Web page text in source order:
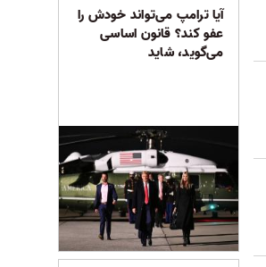
آیا ترامپ می‌تواند خودش را
عفو کند؟ قانون اساسی
می‌گوید، شاید